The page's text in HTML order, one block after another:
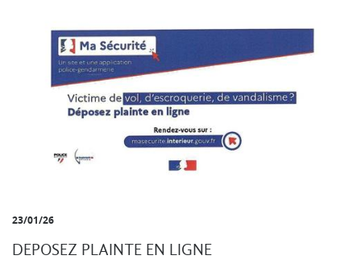
23/01/26
DEPOSEZ PLAINTE EN LIGNE